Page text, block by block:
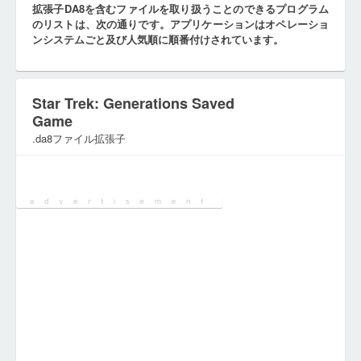
拡張子DA8を含むファイルを取り扱うことのできるプログラム
のリストは、次の通りです。アプリケーションはオペレーショ
ンシステムごと及び人気順に順番付けされています。
Star Trek: Generations Saved
Game
.da8ファイル拡張子